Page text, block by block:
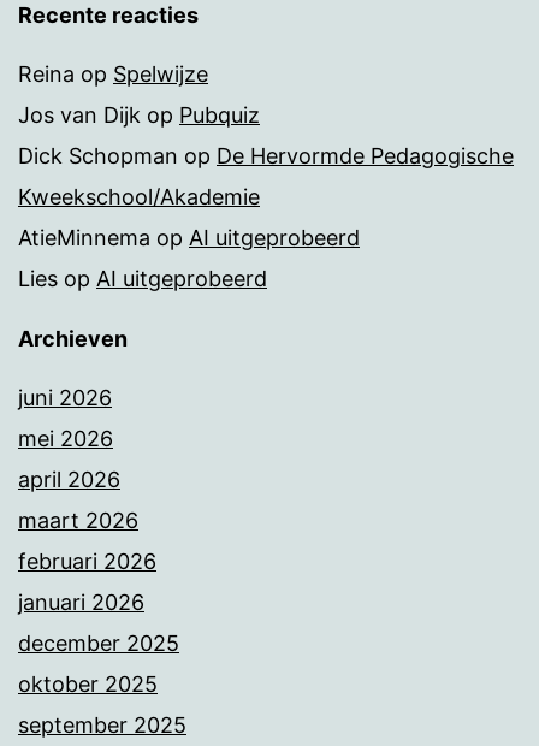
Recente reacties
Reina op Spelwijze
Jos van Dijk op Pubquiz
Dick Schopman op De Hervormde Pedagogische
Kweekschool/Akademie
AtieMinnema op AI uitgeprobeerd
Lies op AI uitgeprobeerd
Archieven
juni 2026
mei 2026
april 2026
maart 2026
februari 2026
januari 2026
december 2025
oktober 2025
september 2025